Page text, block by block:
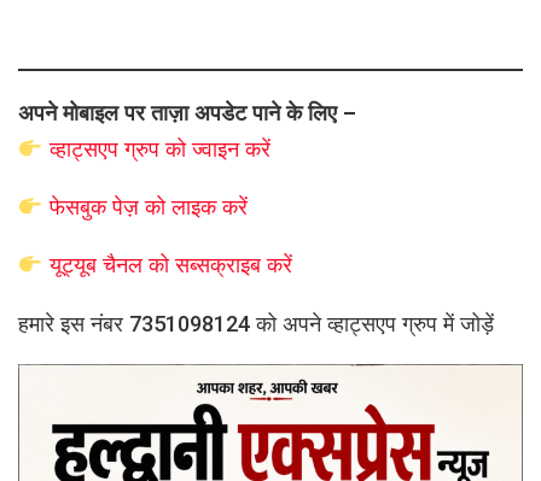
अपने मोबाइल पर ताज़ा अपडेट पाने के लिए –
व्हाट्सएपग्रुप कोज्वाइन करें
फेसबुक पेज़ को लाइक करें
यूट्यूब चैनल को सब्सक्राइब करें
हमारे इस नंबर 7351098124 को अपने व्हाट्सएप ग्रुप में जोड़ें